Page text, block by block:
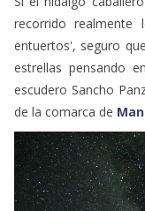
entuertos', seguro
estrellas pensando
escudero Sancho
de la comarca de